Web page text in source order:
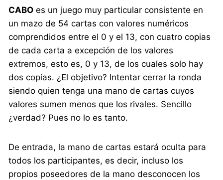
CABO es un juego muy particular consistente en
un mazo de 54 cartas con valores numéricos
comprendidos entre el 0 y el 13, con cuatro copias
de cada carta a excepción de los valores
extremos, esto es, 0 y 13, de los cuales solo hay
dos copias. ¿El objetivo? Intentar cerrar la ronda
siendo quien tenga una mano de cartas cuyos
valores sumen menos que los rivales. Sencillo
¿verdad? Pues no lo es tanto.
De entrada, la mano de cartas estará oculta para
todos los participantes, es decir, incluso los
propios poseedores de la mano desconocen los